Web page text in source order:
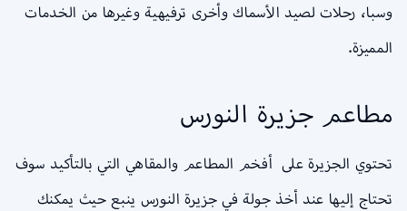
وسبا، رحلات لصيد الأسماك وأخرى ترفيهية وغيرها من الخدمات
المميزة.
مطاعم جزيرة النورس
تحتوي الجزيرة على أفخم المطاعم والمقاهي التي بالتأكيد سوف
تحتاج إليها عند أخذ جولة في جزيرة النورس ينبع حيث يمكنك